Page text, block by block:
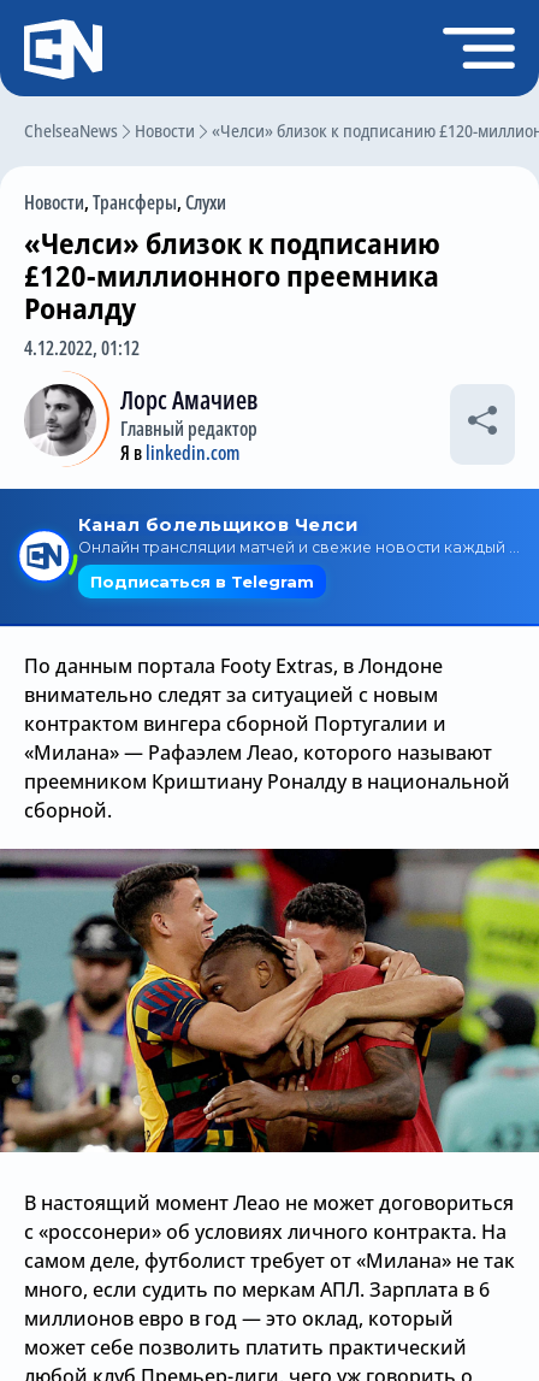
ChelseaNews Новости «Челси» близок к подписанию £120-
Новости,Трансферы,Слухи
«Челси» близок к подписанию
£120-миллионного преемника
Роналду
4.12.2022, 01:12
Лорс Амачиев
Главный редактор
Я вlinkedin.com
По данным портала Footy Extras, в Лондоне
внимательно следят за ситуацией с новым
контрактом вингера сборной Португалии и
«Милана» — Рафаэлем Леао, которого называют
преемником Криштиану Роналду в национальной
сборной.
В настоящий момент Леао не может договориться
с «россонери» об условиях личного контракта. На
самом деле, футболист требует от «Милана» не так
много, если судить по меркам АПЛ. Зарплата в 6
миллионов евро в год — это оклад, который
может себе позволить платить практический
Регистрация
Главная
Чат
Трансферы
Слухи
История Челси
Статистика
Календарь игр
Состав команды
Поиск по сайту
Трансляции
О сайте
Контакты